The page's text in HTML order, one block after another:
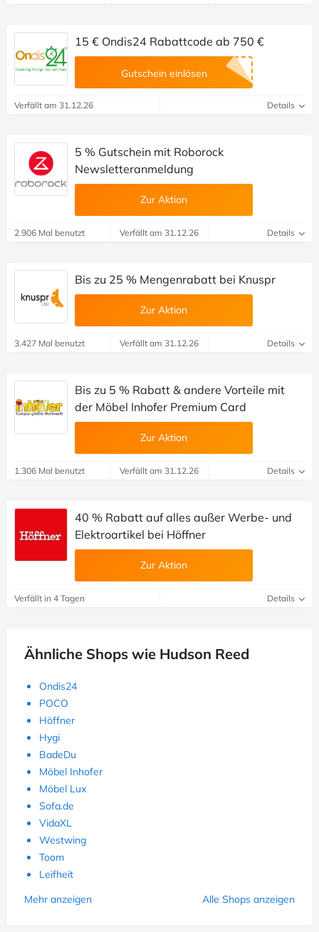
15 € Ondis24 Rabattcode ab 750 €
Gutschein einlösen
Verfällt am 31.12.26 Details
5 % Gutschein mit Roborock
Newsletteranmeldung
Zur Aktion
2.906 Mal benutzt Verfällt am 31.12.26 Details
Bis zu 25 % Mengenrabatt bei Knuspr
Zur Aktion
3.427 Mal benutzt Verfällt am 31.12.26 Details
Bis zu 5 % Rabatt & andere Vorteile mit
der Möbel Inhofer Premium Card
Zur Aktion
1.306 Mal benutzt Verfällt am 31.12.26 Details
40 % Rabatt auf alles außer Werbe- und
Elektroartikel bei Höffner
Zur Aktion
Verfällt in 4 Tagen Details
Ähnliche Shops wie Hudson Reed
Ondis24
POCO
Höffner
Hygi
BadeDu
Möbel Inhofer
Möbel Lux
Sofa.de
VidaXL
Westwing
Toom
Leifheit
Mehr anzeigen
Alle Shops anzeigen